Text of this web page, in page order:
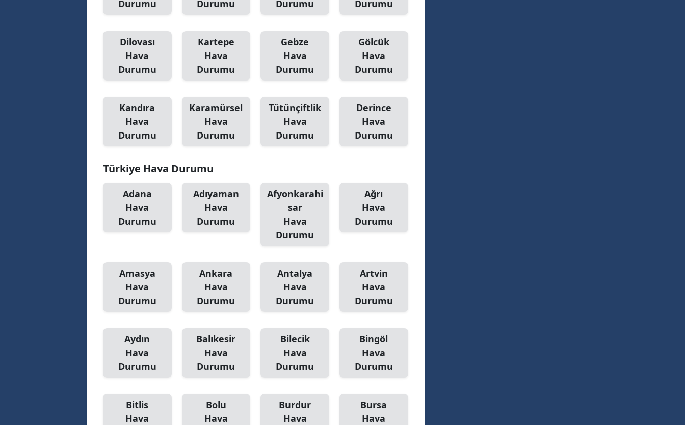
Mersin
İstanbul
Kastamonu
Kocaeli
Malatya
Manisa
Kahramanmaraş
Muğla
Durumu
Durumu
Durumu
Durumu
Dilovası
Hava
Durumu
Kartepe
Hava
Durumu
Gebze
Hava
Durumu
Gölcük
Hava
Durumu
Kandıra
Hava
Durumu
Karamürsel
Hava
Durumu
Tütünçiftlik
Hava
Durumu
Derince
Hava
Durumu
Türkiye Hava Durumu
Adana
Hava
Durumu
Adıyaman
Hava
Durumu
Afyonkarahi
sar
Hava
Durumu
Ağrı
Hava
Durumu
Amasya
Hava
Durumu
Ankara
Hava
Durumu
Antalya
Hava
Durumu
Artvin
Hava
Durumu
Aydın
Hava
Durumu
Balıkesir
Hava
Durumu
Bilecik
Hava
Durumu
Bingöl
Hava
Durumu
Bitlis
Hava
Bolu
Hava
Burdur
Hava
Bursa
Hava